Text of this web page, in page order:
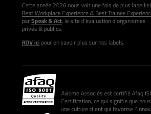
Cette année 2026 nous voit une fois de plus
Best Workplace Experience & Best Trainee
parSpeak & Act, le site d’évaluation d’organismes
privés & publics.
RDV icipour en savoir plus sur nos labels.
Axiome Associés est certifié Afaq
Certification, ce qui signifie que
une culture client qui favorise